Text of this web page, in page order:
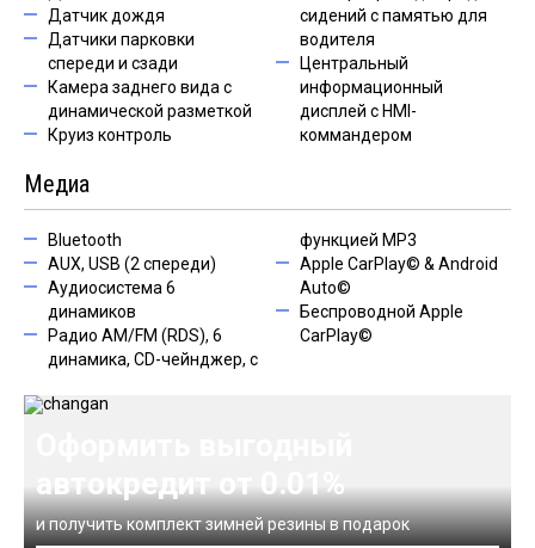
Датчик дождя
Датчики парковки
спереди и сзади
Камера заднего вида с
динамической разметкой
Круиз контроль
сидений с памятью для
водителя
Центральный
информационный
дисплей с HMI-
коммандером
Медиа
Bluetooth
AUX, USB (2 спереди)
Аудиосистема 6
динамиков
Радио AM/FM (RDS), 6
динамика, CD-чейнджер, с
функцией MP3
Apple CarPlay© & Android
Auto©
Беспроводной Apple
CarPlay©
автокредит от 0.01%
и получить комплект зимней резины в подарок